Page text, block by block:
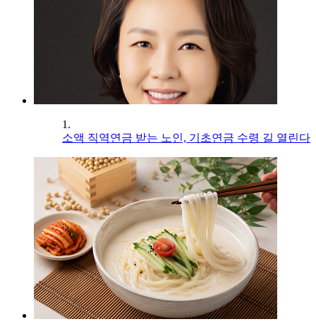
1.
소액 직역연금 받는 노인, 기초연금 수령 길 열린다